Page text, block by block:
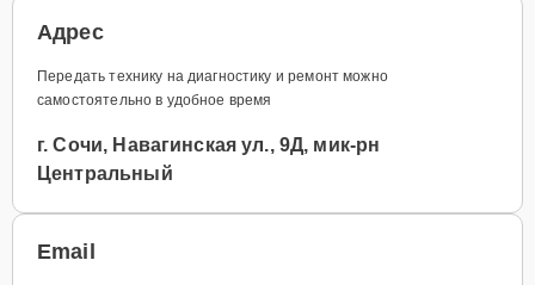
Адрес
Передать технику на диагностику и ремонт можно
самостоятельно в удобное время
г. Сочи, Навагинская ул., 9Д, мик-рн
Центральный
Email